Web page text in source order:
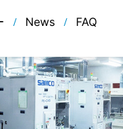
News FAQ